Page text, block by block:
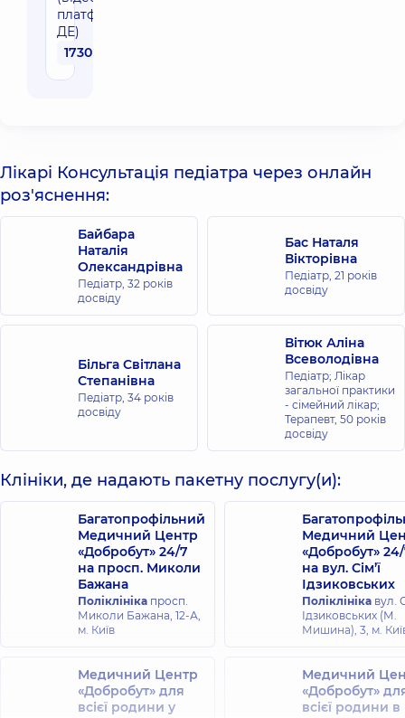
платформа
ДЕ)
1730 грн
Лікарі Консультація педіатра через онлайн
роз'яснення:
Байбара
Наталія
Олександрівна
Педіатр, 32 років
досвіду
Бас Наталя
Вікторівна
Педіатр, 21 років
досвіду
Більга Світлана
Степанівна
Педіатр, 34 років
досвіду
Вітюк Аліна
Всеволодівна
Педіатр; Лікар
загальної практики
- сімейний лікар;
Терапевт, 50 років
досвіду
Клініки, де надають пакетну послугу(и):
Багатопрофільний
Медичний Центр
«Добробут» 24/7
на просп. Миколи
Бажана
Поліклініка просп.
Миколи Бажана, 12-А,
м. Київ
Медичний
«Добробут»
на вул. Сім’ї
Ідзиковських
Поліклініка вул.
Ідзиковських (М.
Мишина), 3, м.
Медичний Центр
«Добробут» для
всієї родини у
Медичний
«Добробут»
всієї родини в